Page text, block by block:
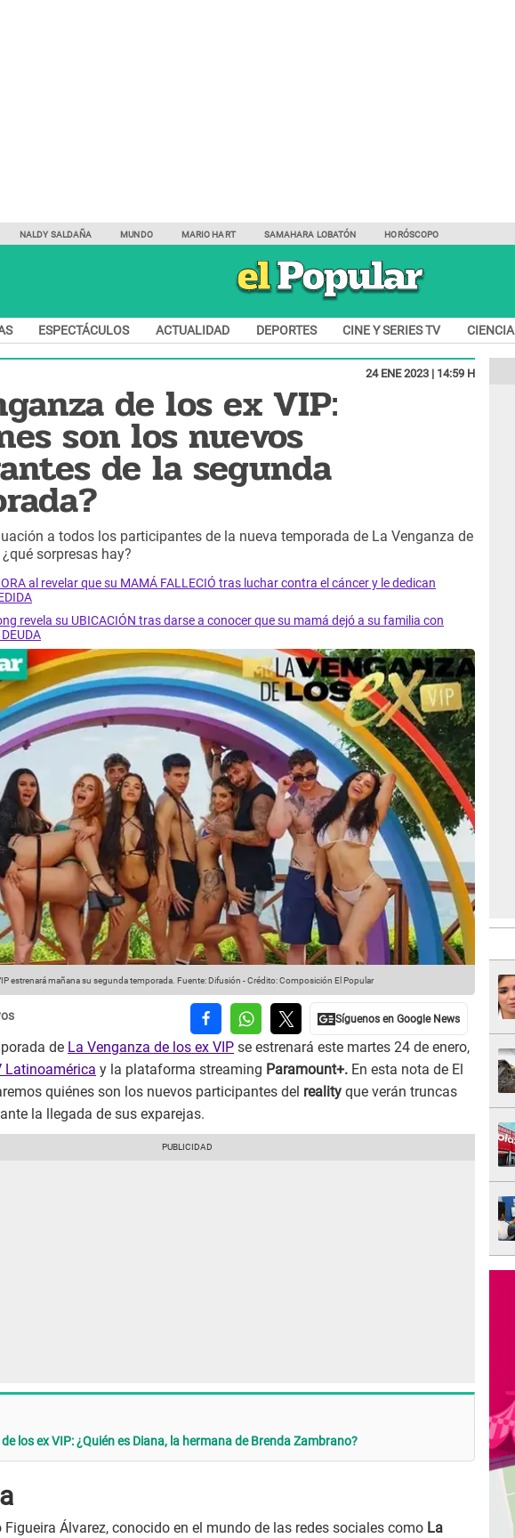
NALDY SALDAÑA MUNDO MARIO HART SAMAHARA LOBATÓN HORÓSCOPO
ESPECTÁCULOS ACTUALIDAD DEPORTES CINE Y SERIES TV CIENCIA
24 ENE 2023 | 14:59 H
de los ex VIP:
son los nuevos
de la segunda
a todos los participantes de la nueva temporada de La Venganza de
sorpresas hay?
al revelar que su MAMÁ FALLECIÓ tras luchar contra el cáncer y le dedican
revela su UBICACIÓN tras darse a conocer que su mamá dejó a su familia con
estrenará mañana su segunda temporada. Fuente: Difusión -Crédito: Composición El Popular
de La Venganza de los ex VIP se estrenará este martes 24 de enero,
Latinoamérica y la plataforma streaming Paramount+. En esta nota de El
quiénes son los nuevos participantes del reality que verán truncas
la llegada de sus exparejas.
los ex VIP: ¿Quién es Diana, la hermana de Brenda Zambrano?
Figueira Álvarez, conocido en el mundo de las redes sociales como La